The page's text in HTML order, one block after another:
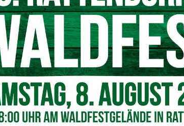
Engel“ einer bewusstlosen Frau mit blitzschnellem Einsatz
zum Lebensretter.
© Facebook-Post: Rollende Engel